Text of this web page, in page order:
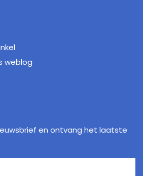
weblog
en ontvang het laatste